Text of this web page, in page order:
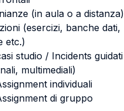
(in aula o a distanza)
(esercizi, banche dati,
etc.)
studio / Incidents guidati
multimediali)
individuali
di gruppo